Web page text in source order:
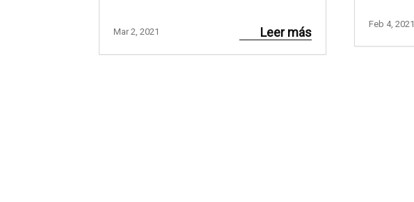
Mar 2, 2021 Leer más
Feb 4, 2021